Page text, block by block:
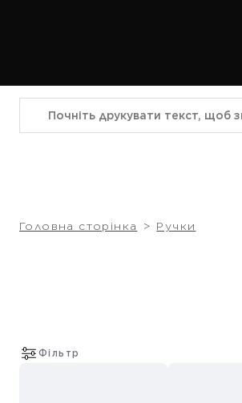
Головна сторінка Ручки
Фільтр